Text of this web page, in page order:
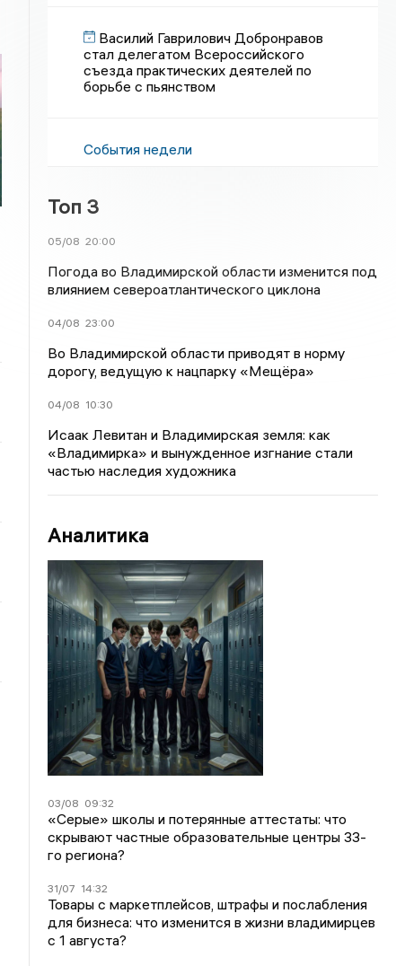
Василий Гаврилович Добронравов
стал делегатом Всероссийского
съезда практических деятелей по
борьбе с пьянством
События недели
Топ 3
05/08 20:00
Погода во Владимирской области изменится под
влиянием североатлантического циклона
04/08 23:00
Во Владимирской области приводят в норму
дорогу, ведущую к нацпарку «Мещёра»
04/08 10:30
Исаак Левитан и Владимирская земля: как
«Владимирка» и вынужденное изгнание стали
частью наследия художника
Аналитика
03/08 09:32
«Серые» школы и потерянные аттестаты: что
скрывают частные образовательные центры 33-
го региона?
31/07 14:32
Товары с маркетплейсов, штрафы и послабления
для бизнеса: что изменится в жизни владимирцев
с 1 августа?